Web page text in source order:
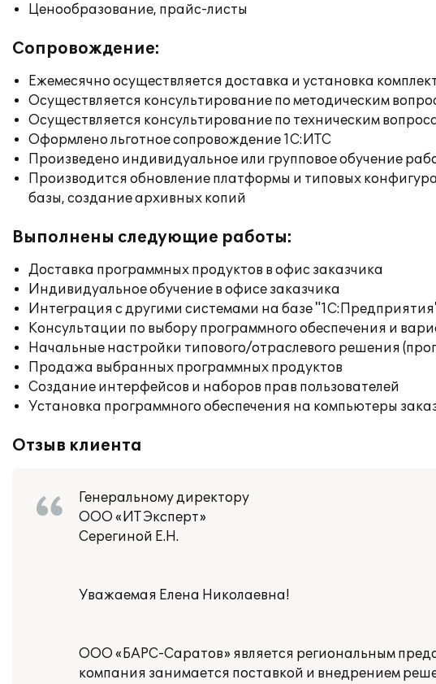
Ценообразование, прайс-листы
Сопровождение:
Ежемесячно осуществляется доставка и установка
Осуществляется консультирование по методическим
Осуществляется консультирование по техническим
Оформлено льготное сопровождение 1С:ИТС
Произведено индивидуальное или групповое обучение
Производится обновление платформы и типовых
базы, создание архивных копий
Выполнены следующие работы:
Доставка программных продуктов в офис заказчика
Индивидуальное обучение в офисе заказчика
Интеграция с другими системами на базе
Консультации по выбору программного обеспечения и
Начальные настройки типового/отраслевого решения
Продажа выбранных программных продуктов
Создание интерфейсов и наборов прав пользователей
Установка программного обеспечения на компьютеры
Отзыв клиента
Генеральному директору
ООО «ИТ Эксперт»
Серегиной Е.Н.
Уважаемая Елена Николаевна!
ООО «БАРС-Саратов» является региональным
компания занимается поставкой и внедрением